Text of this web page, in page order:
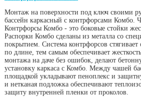
Монтаж на поверхности под ключ своими
бассейн каркасный с контрфорсами Комбо.
Контрфорсы Комбо - это боковые стойки
Распорки Комбо сделаны из металла со
покрытием. Система контрфорсов
по длине, тем самым обеспечивает
монтажа на даче без ошибок, делают
установку каркаса с Комбо. Между чашей
площадкой укладывают пеноплекс и
и нетканая подложка обеспечивают
защиту внутренней пленки от проколов.